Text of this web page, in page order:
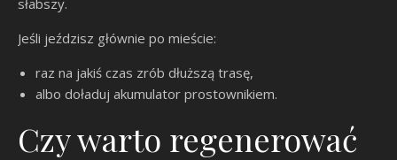
słabszy.
Jeśli jeździsz głównie po mieście:
raz na jakiś czas zrób dłuższą trasę,
albo doładuj akumulator prostownikiem.
Czy warto regenerować